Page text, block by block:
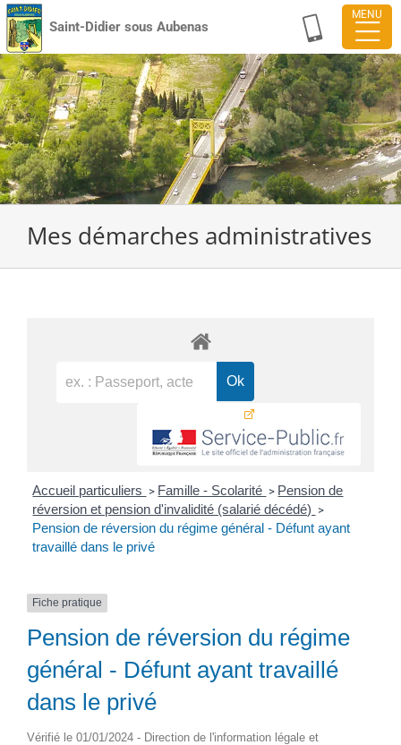
Passer
au
contenu
Saint-Didier sous Aubenas
Mes démarches administratives
Accueil particuliers > Famille - Scolarité > Pension de
réversion et pension d'invalidité (salarié décédé) >
Pension de réversion du régime général - Défunt ayant
travaillé dans le privé
Fiche pratique
Pension de réversion du régime
général - Défunt ayant travaillé
dans le privé
Vérifié le 01/01/2024 - Direction de l'information légale et